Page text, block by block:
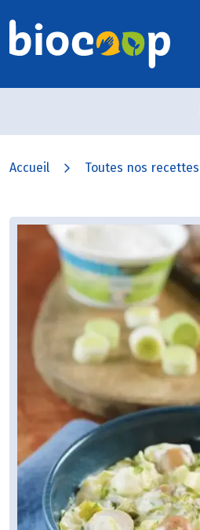
Accueil Toutes nos recettes